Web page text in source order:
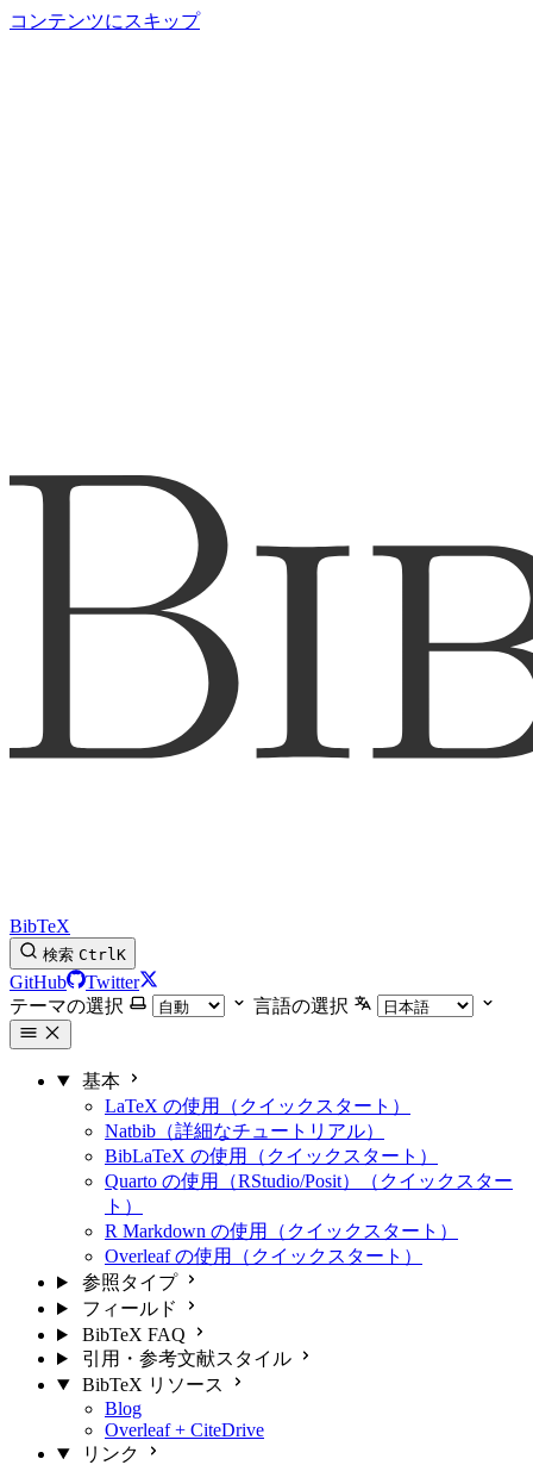
コンテンツにスキップ
BibTeX
検索 CtrlK
GitHub
Twitter
テーマの選択
言語の選択
基本
LaTeX の使用（クイックスタート）
Natbib（詳細なチュートリアル）
BibLaTeX の使用（クイックスタート）
Quarto の使用（RStudio/Posit）（クイックスター
ト）
R Markdown の使用（クイックスタート）
Overleaf の使用（クイックスタート）
参照タイプ
フィールド
BibTeX FAQ
引用・参考文献スタイル
BibTeX リソース
Blog
Overleaf + CiteDrive
リンク